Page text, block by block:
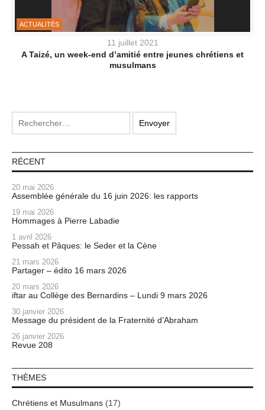
ACTUALITÉS
11 juillet 2021
A Taizé, un week-end d’amitié entre jeunes chrétiens et
musulmans
RÉCENT
20 mai 2026
Assemblée générale du 16 juin 2026: les rapports
19 mai 2026
Hommages à Pierre Labadie
1 avril 2026
Pessah et Pâques: le Seder et la Cène
21 mars 2026
Partager – édito 16 mars 2026
20 mars 2026
iftar au Collège des Bernardins – Lundi 9 mars 2026
30 janvier 2026
Message du président de la Fraternité d’Abraham
26 janvier 2026
Revue 208
THÈMES
Chrétiens et Musulmans (17)